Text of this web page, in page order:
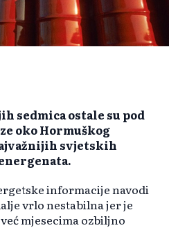
sedmica ostale su pod
oko Hormuškog
svjetskih
informacije navodi
vrlo nestabilna jer je
mjesecima ozbiljno